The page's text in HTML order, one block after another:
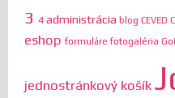
3 4 administrácia blog CEVED
eshopformulárefotogaléria
jednostránkový košík